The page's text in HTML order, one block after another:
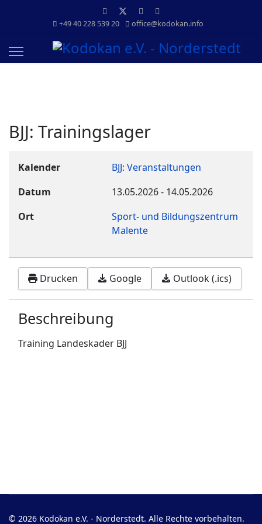
+49 40 228 539 20 office@kodokan.info
BJJ: Trainingslager
Kalender
BJJ: Veranstaltungen
Datum
13.05.2026- 14.05.2026
Ort
Sport- und Bildungszentrum
Malente
Drucken Google Outlook (.ics)
Beschreibung
Training Landeskader BJJ
© 2026 Kodokan e.V. - Norderstedt. Alle Rechte vorbehalten.